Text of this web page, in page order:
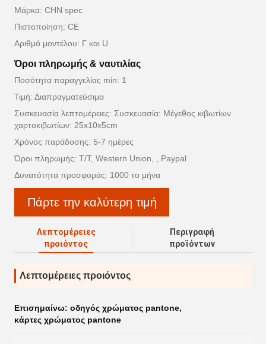
Μάρκα: CHN spec
Πιστοποίηση: CE
Αριθμό μοντέλου: Γ και U
Όροι πληρωμής & ναυτιλίας
Ποσότητα παραγγελίας min: 1
Τιμή: Διαπραγματεύσιμα
Συσκευασία λεπτομέρειες: Συσκευασία: Μέγεθος κιβωτίων
χαρτοκιβωτίων: 25x10x5cm
Χρόνος παράδοσης: 5-7 ημέρες
Όροι πληρωμής: T/T, Western Union, , Paypal
Δυνατότητα προσφοράς: 1000 το μήνα
Πάρτε την καλύτερη τιμή
Λεπτομέρειες
προιόντος
Περιγραφή
προϊόντων
Λεπτομέρειες προιόντος
Επισημαίνω: οδηγός χρώματος pantone,
κάρτες χρώματος pantone